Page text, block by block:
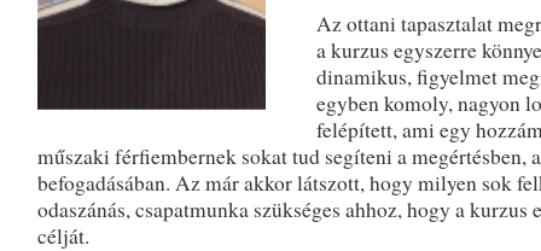
Az ottani tapasztalat
a kurzus egyszerre
dinamikus, figyelmet
egyben komoly, nagyon
felépített, ami egy
műszaki férfiembernek sokat tud segíteni a megértésben,
befogadásában. Az már akkor látszott, hogy milyen sok
odaszánás, csapatmunka szükséges ahhoz, hogy a kurzus
célját.